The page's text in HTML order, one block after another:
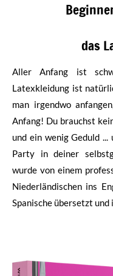
das
Aller Anfang ist
Latexkleidung ist
man irgendwo
Anfang! Du brauchst
und ein wenig Geduld
Party in deiner
wurde von einem
Niederländischen ins
Spanische übersetzt